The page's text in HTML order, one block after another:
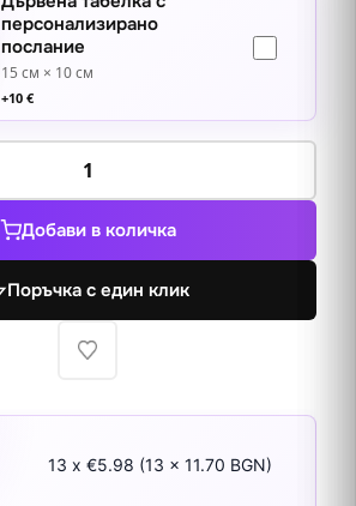
персонализирано
послание
15 см × 10 см
+10 €
Добави в количка
Поръчка с един клик
13 x €5.98 (13 x 11.70 BGN)